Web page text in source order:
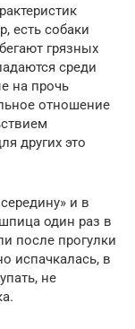
есть собаки
грязных
среди
на прочь
отношение
других это
и в
один раз в
после прогулки
испачкалась, в
не